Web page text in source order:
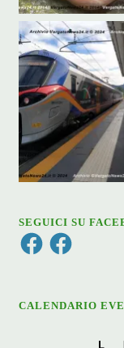
SEGUICI SU
FacebookFacebook
CALENDARIO
L